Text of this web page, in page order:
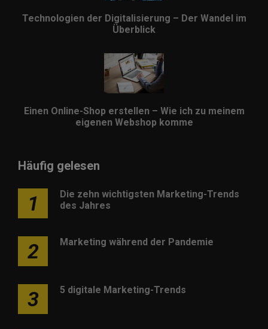
Technologien der Digitalisierung – Der Wandel im
Überblick
Einen Online-Shop erstellen – Wie ich zu meinem
eigenen Webshop komme
Häufig gelesen
1
Die zehn wichtigsten Marketing-Trends
des Jahres
2 Marketing während der Pandemie
3 5 digitale Marketing-Trends